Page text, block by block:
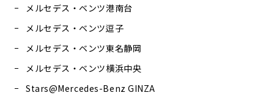
メルセデス・ベンツ港南台
メルセデス・ベンツ逗子
メルセデス・ベンツ東名静岡
メルセデス・ベンツ横浜中央
Stars@Mercedes-Benz GINZA